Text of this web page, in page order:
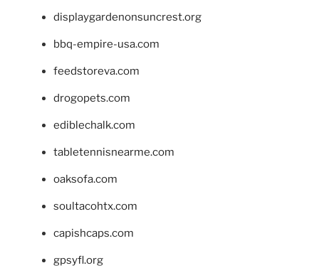
displaygardenonsuncrest.org
bbq-empire-usa.com
feedstoreva.com
drogopets.com
ediblechalk.com
tabletennisnearme.com
oaksofa.com
soultacohtx.com
capishcaps.com
gpsyfl.org